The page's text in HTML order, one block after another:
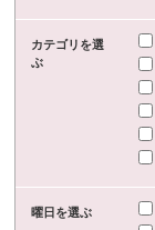
カテゴリを選
ぶ
曜日を選ぶ